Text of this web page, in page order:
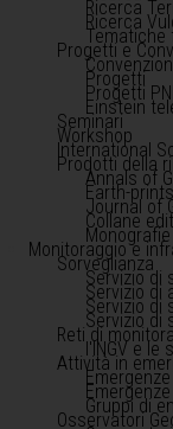
Ricerca
Ricerca
Tematiche
Progetti e
Progetti
Progetti
Einstein
Seminari
Workshop
International
Prodotti della
Annals of
Earth-prints
Journal of
Collane
Monografie
Monitoraggio e
Sorveglianza
Servizio di
Servizio di
Servizio di
Servizio di
Reti di
l'INGV e le
Attività in
Gruppi di
Osservatori